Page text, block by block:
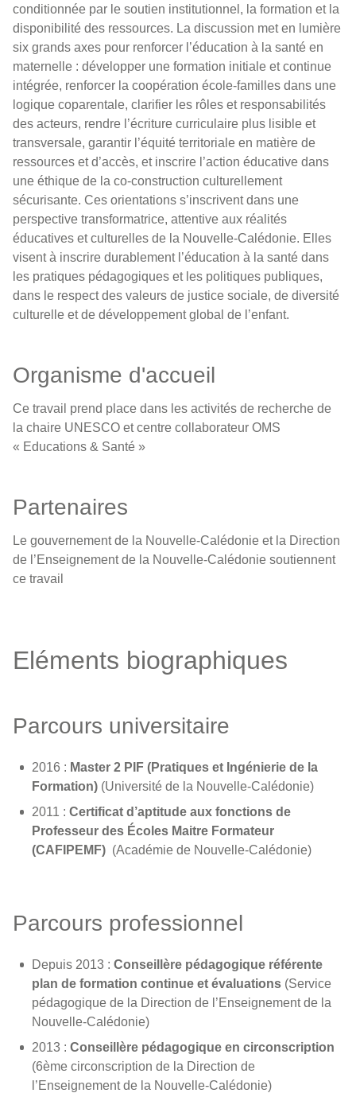
conditionnée par le soutien institutionnel, la formation et la
disponibilité des ressources. La discussion met en lumière
six grands axes pour renforcer l’éducation à la santé en
maternelle : développer une formation initiale et continue
intégrée, renforcer la coopération école-familles dans une
logique coparentale, clarifier les rôles et responsabilités
des acteurs, rendre l’écriture curriculaire plus lisible et
transversale, garantir l’équité territoriale en matière de
ressources et d’accès, et inscrire l’action éducative dans
une éthique de la co-construction culturellement
sécurisante. Ces orientations s’inscrivent dans une
perspective transformatrice, attentive aux réalités
éducatives et culturelles de la Nouvelle-Calédonie. Elles
visent à inscrire durablement l’éducation à la santé dans
les pratiques pédagogiques et les politiques publiques,
dans le respect des valeurs de justice sociale, de diversité
culturelle et de développement global de l’enfant.
Organisme d'accueil
Ce travail prend place dans les activités de recherche de
la chaire UNESCO et centre collaborateur OMS
« Educations & Santé »
Partenaires
Le gouvernement de la Nouvelle-Calédonie et la Direction
de l’Enseignement de la Nouvelle-Calédonie soutiennent
ce travail
Eléments biographiques
Parcours universitaire
2016 : Master 2 PIF (Pratiques et Ingénierie de la
Formation) (Université de la Nouvelle-Calédonie)
2011 : Certificat d’aptitude aux fonctions de
Professeur des Écoles Maitre Formateur
(CAFIPEMF) (Académie de Nouvelle-Calédonie)
Parcours professionnel
Depuis 2013 : Conseillère pédagogique référente
plan de formation continue et évaluations (Service
pédagogique de la Direction de l’Enseignement de la
Nouvelle-Calédonie)
2013 : Conseillère pédagogique en circonscription
(6ème circonscription de la Direction de
l’Enseignement de la Nouvelle-Calédonie)